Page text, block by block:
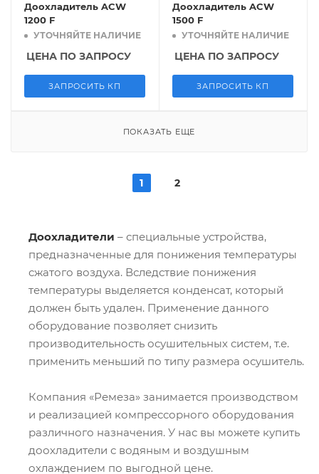
Доохладитель ACW
1200 F
УТОЧНЯЙТЕ НАЛИЧИЕ
ЦЕНА ПО ЗАПРОСУ
ЗАПРОСИТЬ КП
Доохладитель ACW
1500 F
УТОЧНЯЙТЕ НАЛИЧИЕ
ЦЕНА ПО ЗАПРОСУ
ЗАПРОСИТЬ КП
ПОКАЗАТЬ ЕЩЕ
1 2
Доохладители – специальные устройства,
предназначенные для понижения температуры
сжатого воздуха. Вследствие понижения
температуры выделяется конденсат, который
должен быть удален. Применение данного
оборудование позволяет снизить
производительность осушительных систем, т.е.
применить меньший по типу размера осушитель.
Компания «Ремеза» занимается производством
и реализацией компрессорного оборудования
различного назначения. У нас вы можете купить
доохладители с водяным и воздушным
охлаждением по выгодной цене.